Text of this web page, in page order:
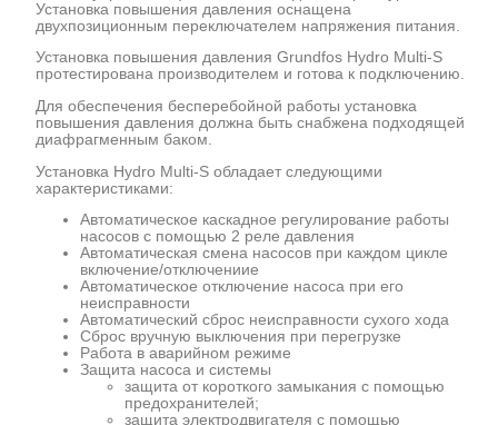
Установка повышения давления оснащена
двухпозиционным переключателем напряжения питания.
Установка повышения давления Grundfos Hydro Multi-S
протестирована производителем и готова к подключению.
Для обеспечения бесперебойной работы установка
повышения давления должна быть снабжена подходящей
диафрагменным баком.
Установка Hydro Multi-S обладает следующими
характеристиками:
Автоматическое каскадное регулирование работы
насосов с помощью 2 реле давления
Автоматическая смена насосов при каждом цикле
включение/отключениие
Автоматическое отключение насоса при его
неисправности
Автоматический сброс неисправности сухого хода
Сброс вручную выключения при перегрузке
Работа в аварийном режиме
Защита насоса и системы
защита от короткого замыкания с помощью
предохранителей;
защита электродвигателя с помощью